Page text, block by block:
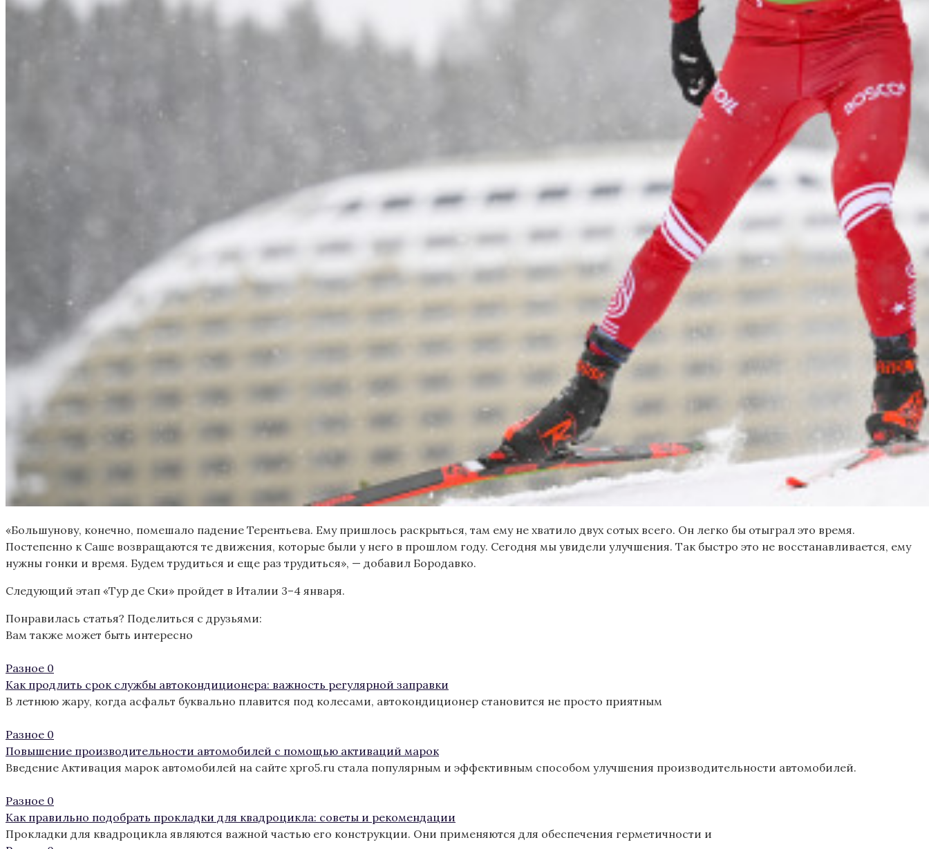
«Большунову, конечно, помешало падение Терентьева. Ему пришлось раскрыться, там ему не хватило двух сотых всего. Он легко бы отыграл это время.
Постепенно к Саше возвращаются те движения, которые были у него в прошлом году. Сегодня мы увидели улучшения. Так быстро это не восстанавливается, ему
нужны гонки и время. Будем трудиться и еще раз трудиться», — добавил Бородавко.
Следующий этап «Тур де Ски» пройдет в Италии 3–4 января.
Понравилась статья? Поделиться с друзьями:
Вам также может быть интересно
Разное 0
Как продлить срок службы автокондиционера: важность регулярной заправки
В летнюю жару, когда асфальт буквально плавится под колесами, автокондиционер становится не просто приятным
Разное 0
Повышение производительности автомобилей с помощью активаций марок
Введение Активация марок автомобилей на сайте xpro5.ru стала популярным и эффективным способом улучшения производительности автомобилей.
Разное 0
Как правильно подобрать прокладки для квадроцикла: советы и рекомендации
Прокладки для квадроцикла являются важной частью его конструкции. Они применяются для обеспечения герметичности и